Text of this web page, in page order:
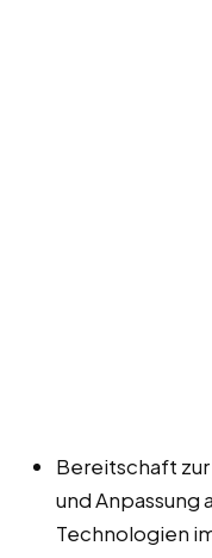
Bereitschaft
und Anpassung
Technologien